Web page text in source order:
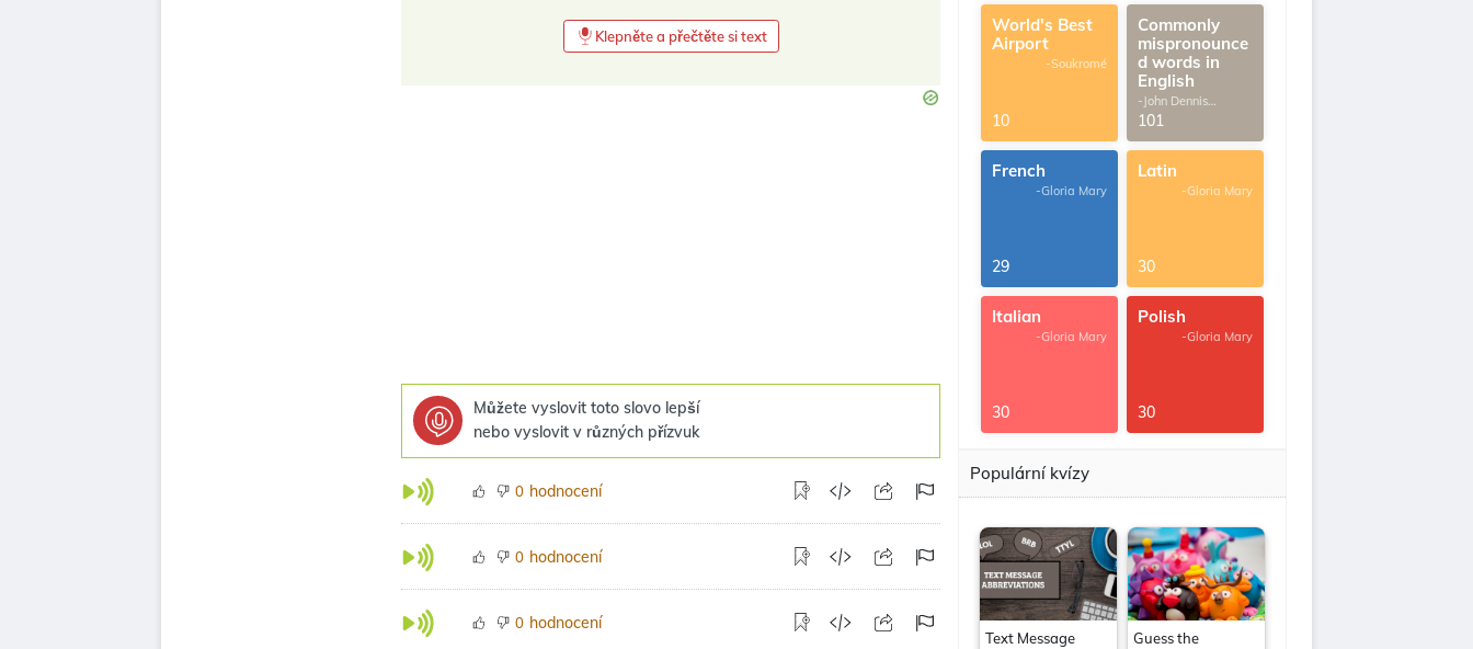
Klepněte a přečtěte si text
Můžete vyslovit toto slovo lepší
nebo vyslovit v různých přízvuk
0 hodnocení
0 hodnocení
0 hodnocení
World's Best
Airport
-Soukromé
10
Commonly
mispronounce
d words in
English
-John Dennis
G.Thomas
101
French
-Gloria Mary
29
Latin
-Gloria Mary
30
Italian
-Gloria Mary
30
Polish
-Gloria Mary
30
Populární kvízy
Text Message
Guess the